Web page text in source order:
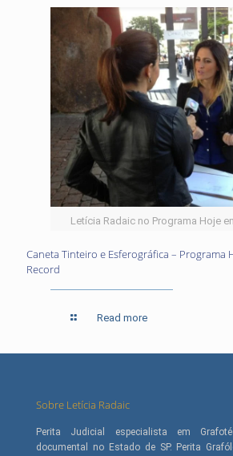
Letícia Radaic no Programa Hoje
Caneta Tinteiro e Esferográfica – Programa
Record
Read more
Sobre Letícia Radaic
Perita Judicial especialista em
documental no Estado de SP. Perita